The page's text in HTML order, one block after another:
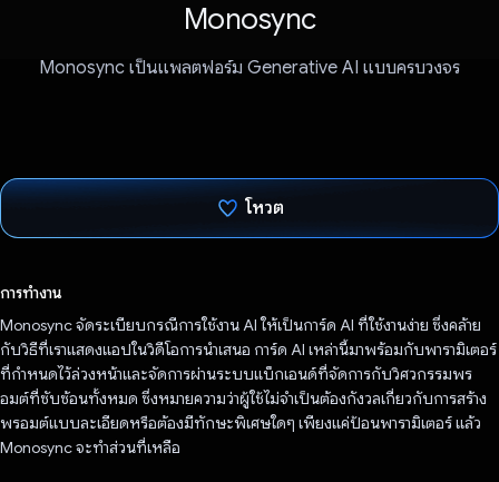
Monosync
Monosync เป็นแพลตฟอร์ม Generative AI แบบครบวงจร
โหวต
การทำงาน
Monosync จัดระเบียบกรณีการใช้งาน AI ให้เป็นการ์ด AI ที่ใช้งานง่าย ซึ่งคล้าย
กับวิธีที่เราแสดงแอปในวิดีโอการนำเสนอ การ์ด AI เหล่านี้มาพร้อมกับพารามิเตอร์
ที่กำหนดไว้ล่วงหน้าและจัดการผ่านระบบแบ็กเอนด์ที่จัดการกับวิศวกรรมพร
อมต์ที่ซับซ้อนทั้งหมด ซึ่งหมายความว่าผู้ใช้ไม่จําเป็นต้องกังวลเกี่ยวกับการสร้าง
พรอมต์แบบละเอียดหรือต้องมีทักษะพิเศษใดๆ เพียงแค่ป้อนพารามิเตอร์ แล้ว
Monosync จะทําส่วนที่เหลือ